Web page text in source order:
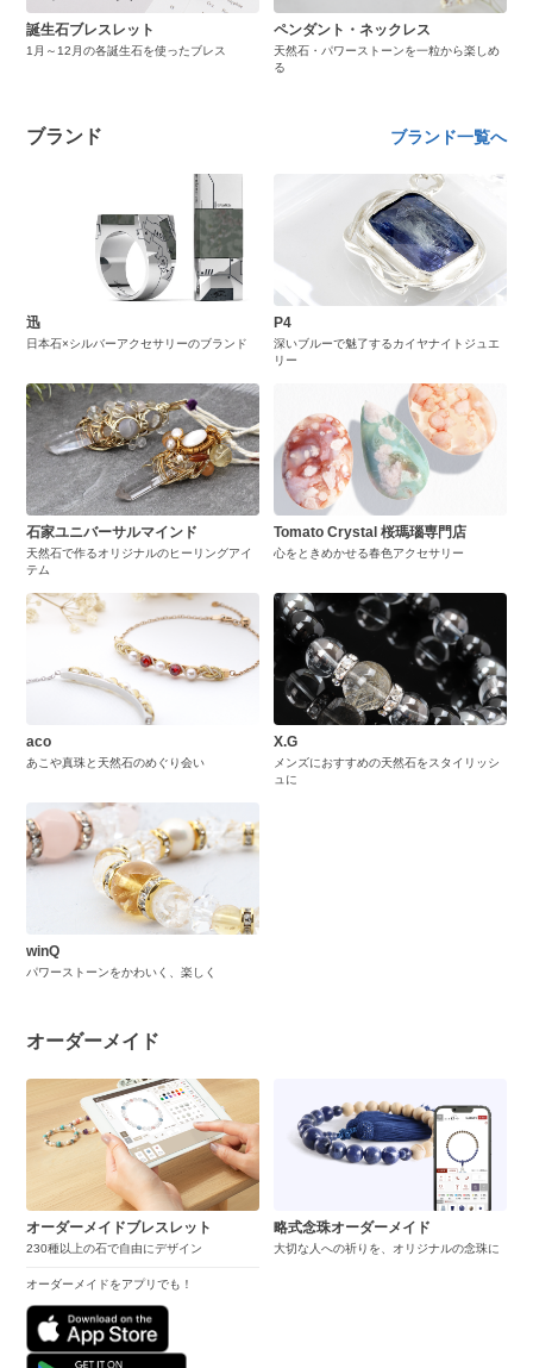
誕生石ブレスレット
1月～12月の各誕生石を使ったブレス
ペンダント・ネックレス
天然石・パワーストーンを一粒から楽しめ
る
ブランド ブランド一覧へ
迅
日本石×シルバーアクセサリーのブランド
P4
深いブルーで魅了するカイヤナイトジュエ
リー
石家ユニバーサルマインド
天然石で作るオリジナルのヒーリングアイ
テム
Tomato Crystal 桜瑪瑙専門店
心をときめかせる春色アクセサリー
aco
あこや真珠と天然石のめぐり会い
X.G
メンズにおすすめの天然石をスタイリッシ
ュに
winQ
パワーストーンをかわいく、楽しく
オーダーメイド
オーダーメイドブレスレット
230種以上の石で自由にデザイン
オーダーメイドをアプリでも！
略式念珠オーダーメイド
大切な人への祈りを、オリジナルの念珠に